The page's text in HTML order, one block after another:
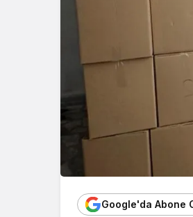
Google'da Abone